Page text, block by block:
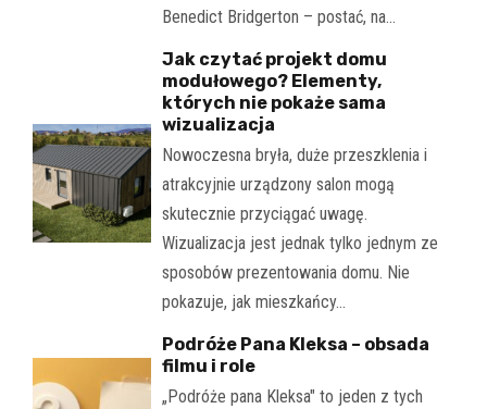
Benedict Bridgerton – postać, na…
Jak czytać projekt domu
modułowego? Elementy,
których nie pokaże sama
wizualizacja
Nowoczesna bryła, duże przeszklenia i
atrakcyjnie urządzony salon mogą
skutecznie przyciągać uwagę.
Wizualizacja jest jednak tylko jednym ze
sposobów prezentowania domu. Nie
pokazuje, jak mieszkańcy…
Podróże Pana Kleksa – obsada
filmu i role
„Podróże pana Kleksa" to jeden z tych